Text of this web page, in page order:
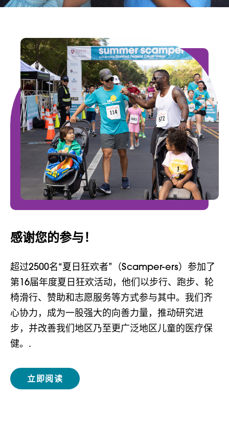
感谢您的参与！
超过2500名“夏日狂欢者”（Scamper-ers）参加了
第16届年度夏日狂欢活动，他们以步行、跑步、轮
椅滑行、赞助和志愿服务等方式参与其中。我们齐
心协力，成为一股强大的向善力量，推动研究进
步，并改善我们地区乃至更广泛地区儿童的医疗保
健。.
立即阅读